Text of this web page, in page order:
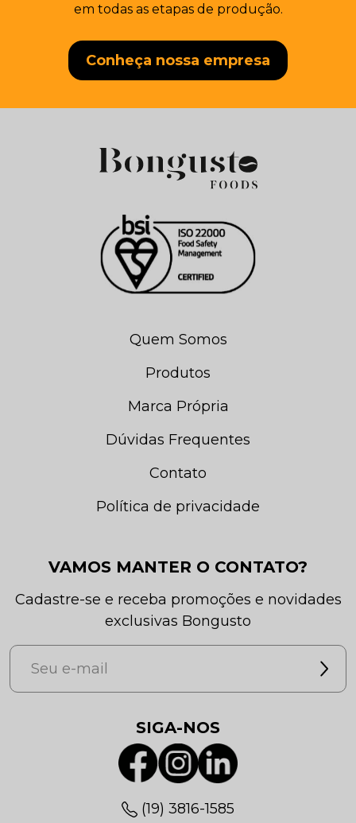
em todas as etapas de produção.
Conheça nossa empresa
Quem Somos
Produtos
Marca Própria
Dúvidas Frequentes
Contato
Política de privacidade
VAMOS MANTER O CONTATO?
Cadastre-se e receba promoções e novidades
exclusivas Bongusto
SIGA-NOS
(19) 3816-1585